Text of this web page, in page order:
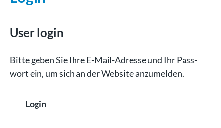
User login
Bit­te ge­ben Sie Ih­re E-Mail-Adresse und Ihr Pass­
wort ein, um sich an der Web­site an­zu­mel­den.
Login